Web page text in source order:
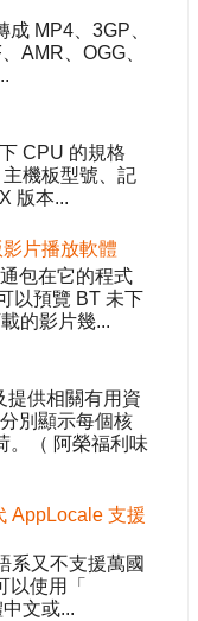
MP4、3GP、
AMR、OGG、
CPU 的規格
機板型號、記
版本...
片播放軟體
包在它的程式
以預覽 BT 未下
的影片幾...
提供相關有用資
別顯示每個核
。（ 阿榮福利味
AppLocale 支援
系又不支援萬國
使用「
文或...